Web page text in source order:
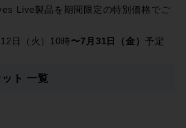
Live製品を期間限定の特別価格でご
日（火）10時〜7月31日（金）予定
ト 一覧